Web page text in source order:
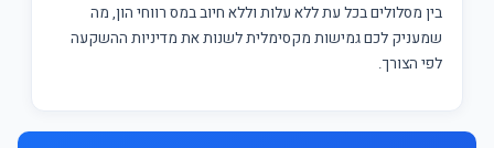
בין מסלולים בכל עת ללא עלות וללא חיוב במס רווחי הון, מה
שמעניק לכם גמישות מקסימלית לשנות את מדיניות ההשקעה
לפי הצורך.